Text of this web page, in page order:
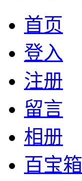
首页
登入
注册
留言
相册
百宝箱